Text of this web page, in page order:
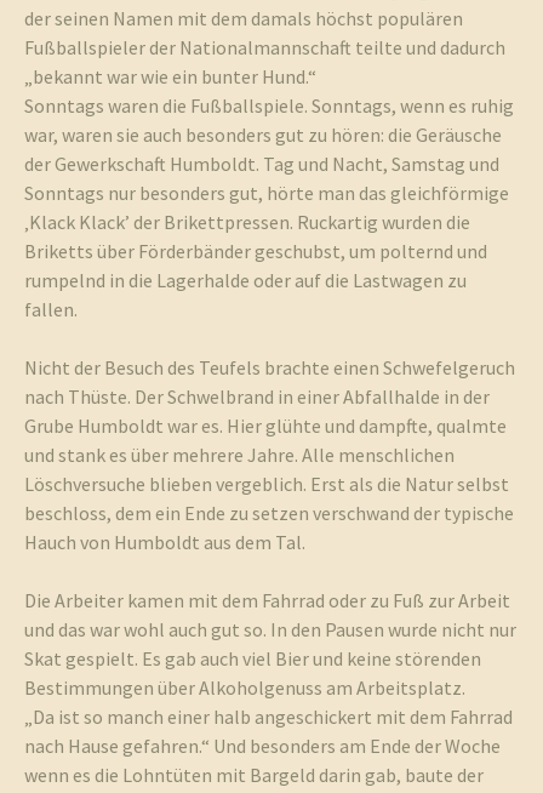
der seinen Namen mit dem damals höchst populären
Fußballspieler der Nationalmannschaft teilte und dadurch
„bekannt war wie ein bunter Hund.“
Sonntags waren die Fußballspiele. Sonntags, wenn es ruhig
war, waren sie auch besonders gut zu hören: die Geräusche
der Gewerkschaft Humboldt. Tag und Nacht, Samstag und
Sonntags nur besonders gut, hörte man das gleichförmige
‚Klack Klack’ der Brikettpressen. Ruckartig wurden die
Briketts über Förderbänder geschubst, um polternd und
rumpelnd in die Lagerhalde oder auf die Lastwagen zu
fallen.
Nicht der Besuch des Teufels brachte einen Schwefelgeruch
nach Thüste. Der Schwelbrand in einer Abfallhalde in der
Grube Humboldt war es. Hier glühte und dampfte, qualmte
und stank es über mehrere Jahre. Alle menschlichen
Löschversuche blieben vergeblich. Erst als die Natur selbst
beschloss, dem ein Ende zu setzen verschwand der typische
Hauch von Humboldt aus dem Tal.
Die Arbeiter kamen mit dem Fahrrad oder zu Fuß zur Arbeit
und das war wohl auch gut so. In den Pausen wurde nicht nur
Skat gespielt. Es gab auch viel Bier und keine störenden
Bestimmungen über Alkoholgenuss am Arbeitsplatz.
„Da ist so manch einer halb angeschickert mit dem Fahrrad
nach Hause gefahren.“ Und besonders am Ende der Woche
wenn es die Lohntüten mit Bargeld darin gab, baute der